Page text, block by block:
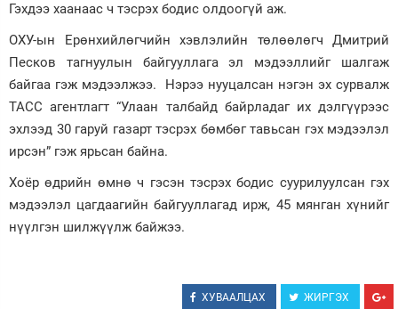
Гэхдээ хаанаас ч тэсрэх бодис олдоогүй аж.
ОХУ-ын Ерөнхийлөгчийн хэвлэлийн төлөөлөгч Дмитрий
Песков тагнуулын байгууллага эл мэдээллийг шалгаж
байгаа гэж мэдээлжээ. Нэрээ нууцалсан нэгэн эх сурвалж
ТАСС агентлагт “Улаан талбайд байрладаг их дэлгүүрээс
эхлээд 30 гаруй газарт тэсрэх бөмбөг тавьсан гэх мэдээлэл
ирсэн” гэж ярьсан байна.
Хоёр өдрийн өмнө ч гэсэн тэсрэх бодис суурилуулсан гэх
мэдээлэл цагдаагийн байгууллагад ирж, 45 мянган хүнийг
нүүлгэн шилжүүлж байжээ.
ХУВААЛЦАХ ЖИРГЭХ